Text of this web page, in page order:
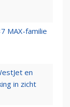
MAX-familie
en
in zicht